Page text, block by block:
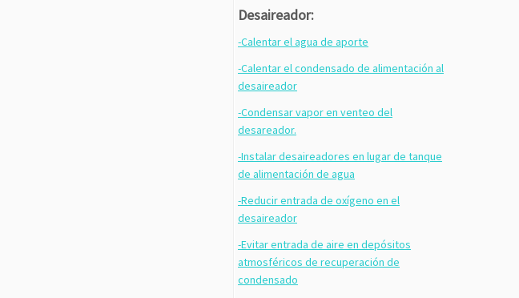
Desaireador:
-Calentar el agua de aporte
-Calentar el condensado de alimentación al
desaireador
-Condensar vapor en venteo del
desareador.
-Instalar desaireadores en lugar de tanque
de alimentación de agua
-Reducir entrada de oxígeno en el
desaireador
-Evitar entrada de aire en depósitos
atmosféricos de recuperación de
condensado